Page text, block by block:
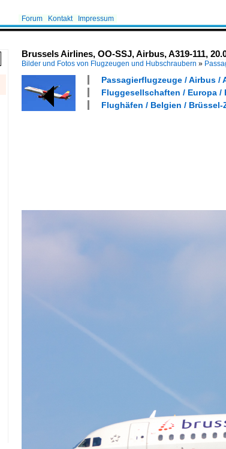
Forum Kontakt Impressum
Brussels Airlines, OO-SSJ, Airbus, A319-111,
Bilder und Fotos von Flugzeugen und Hubschraubern »
Passagierflugzeuge / Airbus /
Fluggesellschaften / Europa /
Flughäfen / Belgien / Brüssel-